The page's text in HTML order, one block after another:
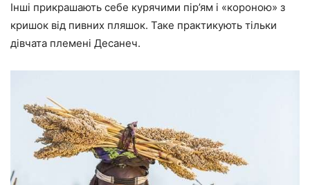
Інші прикрашають себе курячими пір’ям і «короною» з
кришок від пивних пляшок. Таке практикують тільки
дівчата племені Десанеч.